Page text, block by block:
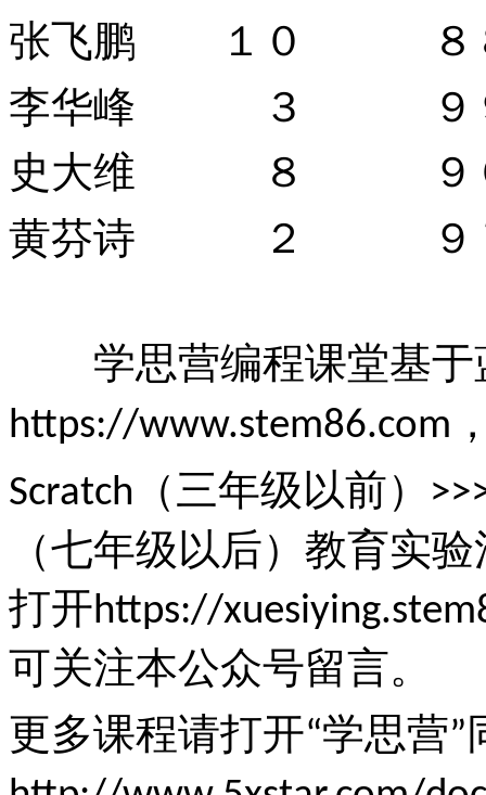
张飞鹏 １０ ８
李华峰 ３ ９
史大维 ８ ９
黄芬诗 ２ ９
学思营编程课堂基于
https://www.stem86.com
Scratch （三年级以前）
（七年级以后）教育实
打开https://
可关注本公众号留言。
更多课程请打开“学思营”